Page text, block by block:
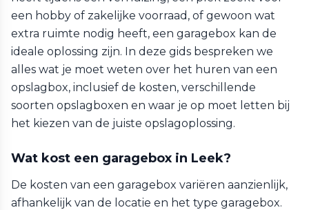
een hobby of zakelijke voorraad, of gewoon wat
extra ruimte nodig heeft, een garagebox kan de
ideale oplossing zijn. In deze gids bespreken we
alles wat je moet weten over het huren van een
opslagbox, inclusief de kosten, verschillende
soorten opslagboxen en waar je op moet letten bij
het kiezen van de juiste opslagoplossing.
Wat kost een garagebox in Leek?
De kosten van een garagebox variëren aanzienlijk,
afhankelijk van de locatie en het type garagebox.